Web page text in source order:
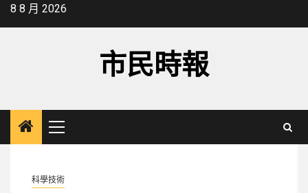
Skip8 8 月 2026
市民時報
Primary
Menu
科學技術